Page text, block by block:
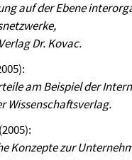
auf der Ebene
Dr. Kovac.
am Beispiel der
Wissenschaftsverlag.
Konzepte zur